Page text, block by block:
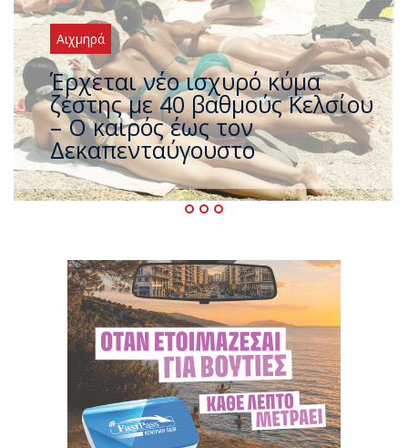
Αιχμηρά
Άφαντος ο Τσίπρας… την ώρα
που η χώρα καίγεται